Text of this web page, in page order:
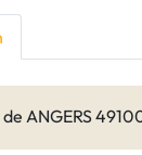
ANGERS